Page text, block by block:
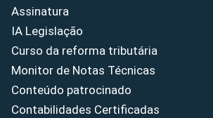
Assinatura
IA Legislação
Curso da reforma tributária
Monitor de Notas Técnicas
Conteúdo patrocinado
Contabilidades Certificadas